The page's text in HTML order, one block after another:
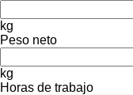
kg
Peso neto
kg
Horas de trabajo